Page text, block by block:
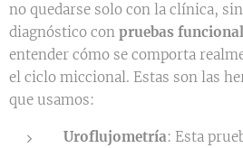
no quedarse solo con la clínica,
diagnóstico con pruebas
entender cómo se comporta
el ciclo miccional. Estas son las
que usamos:
Uroflujometría: Esta